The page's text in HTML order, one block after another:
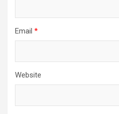
Email *
Website